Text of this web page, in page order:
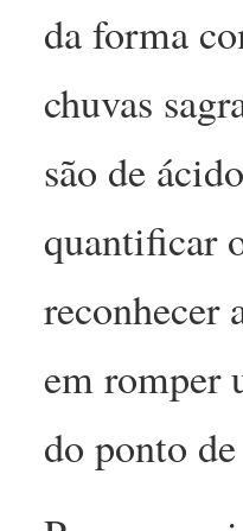
da forma
chuvas
são de
quantificar
reconhecer
em romper
do ponto